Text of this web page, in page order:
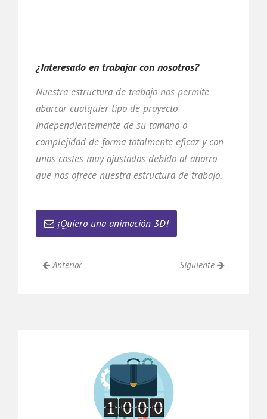
¿Interesado en trabajar con nosotros?
Nuestra estructura de trabajo nos permite
abarcar cualquier tipo de proyecto
independientemente de su tamaño o
complejidad de forma totalmente eficaz y con
unos costes muy ajustados debido al ahorro
que nos ofrece nuestra estructura de trabajo.
¡Quiero una animación 3D!
Anterior Siguiente